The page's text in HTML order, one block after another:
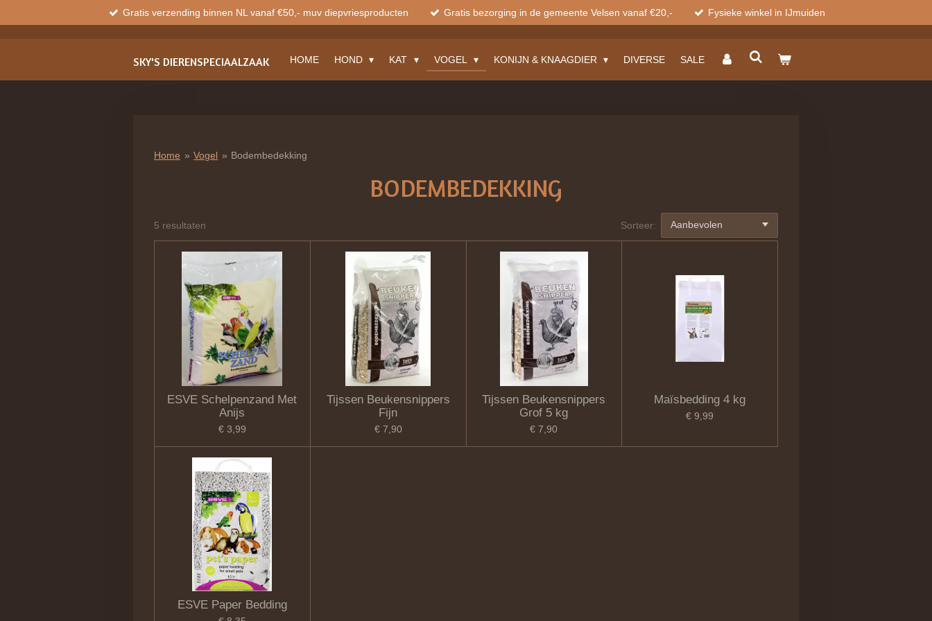
Gratis verzending binnen NL vanaf €50,- muv diepvriesproducten Gratis bezorging in de gemeente Velsen vanaf €20,- Fysieke winkel in IJmuiden
SKY'S DIERENSPECIAALZAAK HOME HOND KAT VOGEL KONIJN & KNAAGDIER DIVERSE SALE
Home » Vogel » Bodembedekking
BODEMBEDEKKING
5 resultaten Sorteer:
ESVE Schelpenzand Met
Anijs
€ 3,99
Tijssen Beukensnippers
Fijn
€ 7,90
Tijssen Beukensnippers
Grof 5 kg
€ 7,90
Maïsbedding 4 kg
€ 9,99
ESVE Paper Bedding